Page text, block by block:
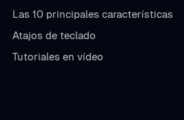
Las 10 principales características
Atajos de teclado
Tutoriales en vídeo